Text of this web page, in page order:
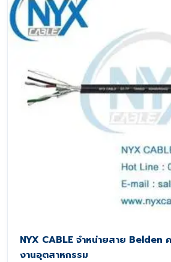
NYX CABLE จำหน่ายสาย Belden
งานอุตสาหกรรม